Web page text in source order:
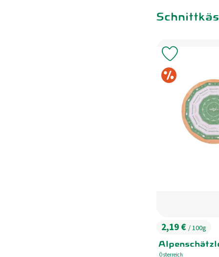
, Preis:
2,19 € / 100g
Österreich
Produkt